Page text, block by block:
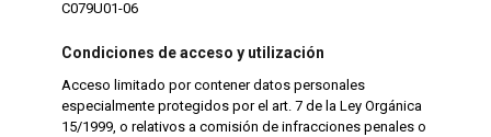
C079U01-06
Condiciones de acceso y utilización
Acceso limitado por contener datos personales
especialmente protegidos por el art. 7 de la Ley Orgánica
15/1999, o relativos a comisión de infracciones penales o